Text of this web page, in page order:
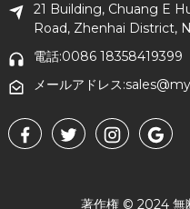
21 Building, Chuang E
Road, Zhenhai District,
電話:0086 18358419399
メールアドレス
著作権 © 2024 無